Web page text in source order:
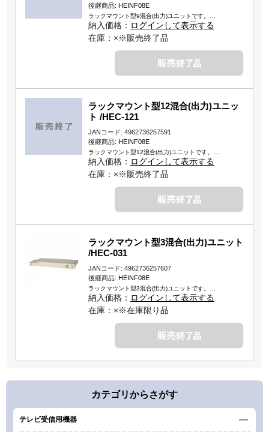
後継商品: HEINF08E
ラックマウント型9混合(出力)ユニットです。…
納入価格： ログインして表示する
在庫：×※販売終了品
ラックマウント型12混合(出力)ユニッ
ト /HEC-121
JANコード: 4962736257591
後継商品: HEINF08E
ラックマウント型12混合(出力)ユニットです。…
納入価格： ログインして表示する
在庫：×※販売終了品
ラックマウント型3混合(出力)ユニット
/HEC-031
JANコード: 4962736257607
後継商品: HEINF08E
ラックマウント型3混合(出力)ユニットです。…
納入価格： ログインして表示する
在庫：×※在庫限り品
カテゴリからさがす
テレビ受信用機器